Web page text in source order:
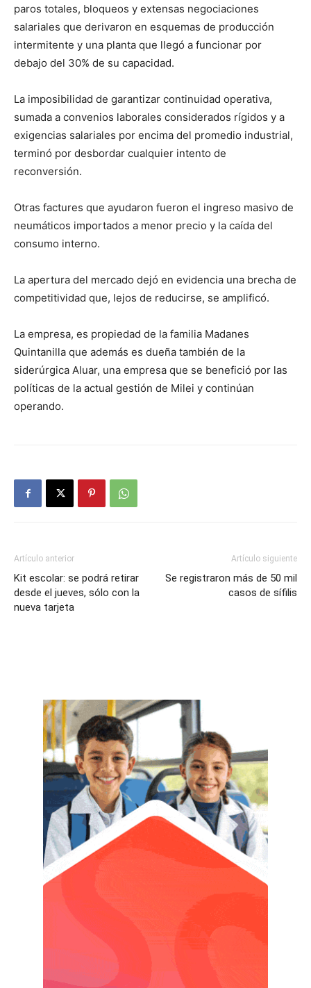
paros totales, bloqueos y extensas negociaciones
salariales que derivaron en esquemas de producción
intermitente y una planta que llegó a funcionar por
debajo del 30% de su capacidad.
La imposibilidad de garantizar continuidad operativa,
sumada a convenios laborales considerados rígidos y a
exigencias salariales por encima del promedio industrial,
terminó por desbordar cualquier intento de
reconversión.
Otras factures que ayudaron fueron el ingreso masivo de
neumáticos importados a menor precio y la caída del
consumo interno.
La apertura del mercado dejó en evidencia una brecha de
competitividad que, lejos de reducirse, se amplificó.
La empresa, es propiedad de la familia Madanes
Quintanilla que además es dueña también de la
siderúrgica Aluar, una empresa que se benefició por las
políticas de la actual gestión de Milei y continúan
operando.
Artículo anterior
Kit escolar: se podrá retirar
desde el jueves, sólo con la
nueva tarjeta
Artículo siguiente
Se registraron más de 50 mil
casos de sífilis